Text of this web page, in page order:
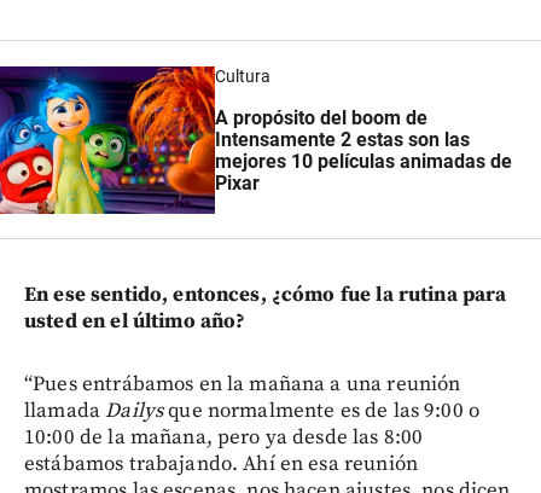
Cultura
A propósito del boom de
Intensamente 2 estas son las
mejores 10 películas animadas de
Pixar
En ese sentido, entonces, ¿cómo fue la rutina para
usted en el último año?
“Pues entrábamos en la mañana a una reunión
llamadaDailysque normalmente es de las 9:00 o
10:00 de la mañana, pero ya desde las 8:00
estábamos trabajando. Ahí en esa reunión